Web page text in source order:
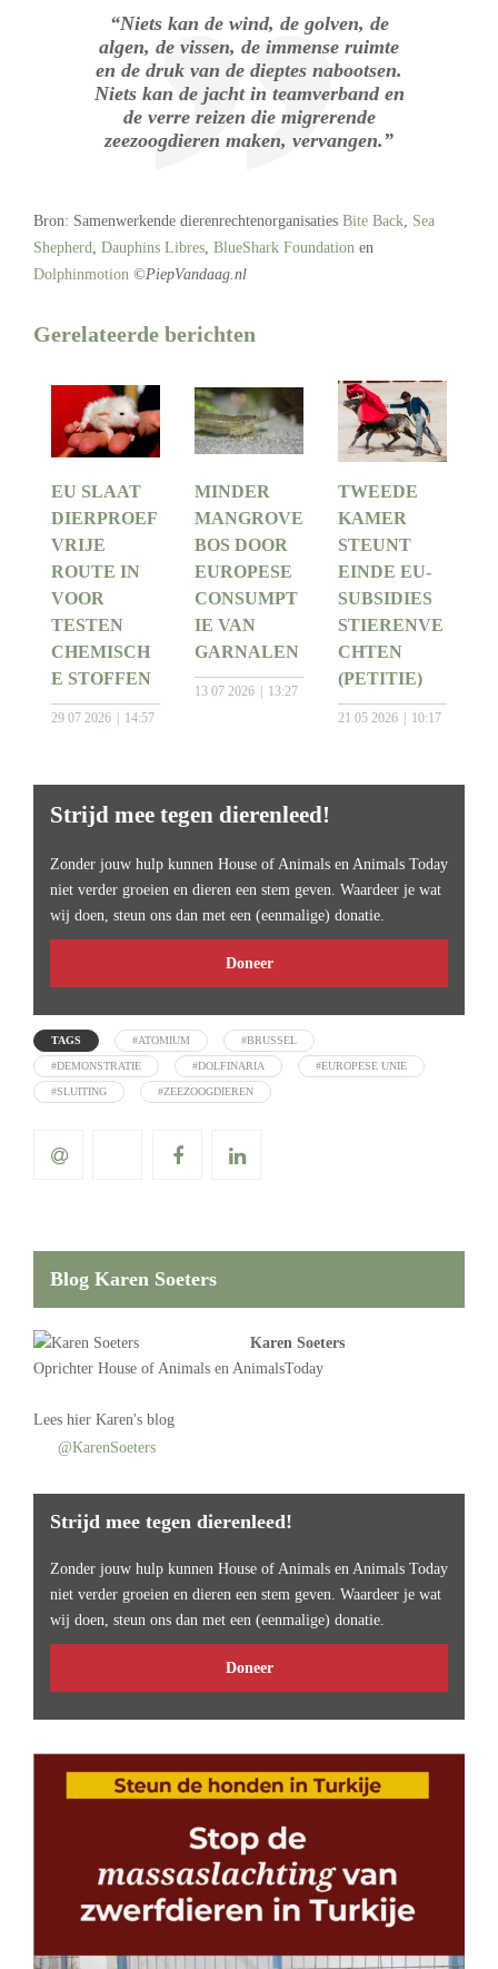
“Niets kan de wind, de golven, de
algen, de vissen, de immense ruimte
en de druk van de dieptes nabootsen.
Niets kan de jacht in teamverband en
de verre reizen die migrerende
zeezoogdieren maken, vervangen.”
Bron: Samenwerkende dierenrechtenorganisaties Bite Back Sea
Shepherd Dauphins Libres BlueShark Foundation en
Dolphinmotion ©PiepVandaag.nl
Gerelateerde berichten
EU SLAAT
DIERPROEF
VRIJE
ROUTE IN
VOOR
TESTEN
CHEMISCH
E STOFFEN
29 07 2026 14:57
MINDER
MANGROVE
BOS DOOR
EUROPESE
CONSUMPT
IE VAN
GARNALEN
13 07 2026 13:27
TWEEDE
KAMER
STEUNT
EINDE EU-
SUBSIDIES
STIERENVE
CHTEN
(PETITIE)
21 05 2026 10:17
Strijd mee tegen dierenleed!
Zonder jouw hulp kunnen House of Animals en Animals Today
niet verder groeien en dieren een stem geven. Waardeer je wat
wij doen, steun ons dan met een (eenmalige) donatie.
Doneer
TAGS #ATOMIUM #BRUSSEL
#DEMONSTRATIE #DOLFINARIA #EUROPESE UNIE
#SLUITING #ZEEZOOGDIEREN
Blog Karen Soeters
Karen Soeters
Oprichter House of Animals en AnimalsToday
Lees hier Karen's blog
@KarenSoeters
Strijd mee tegen dierenleed!
Zonder jouw hulp kunnen House of Animals en Animals Today
niet verder groeien en dieren een stem geven. Waardeer je wat
wij doen, steun ons dan met een (eenmalige) donatie.
Doneer